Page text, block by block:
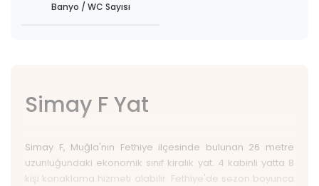
Banyo / WC Sayısı
Simay F Yat
Simay F, Muğla'nın Fethiye ilçesinde bulunan 26 metre
uzunluğundaki ekonomik sınıf kiralık yat. 4 kabinli yatta 8
kişi konaklama hizmeti alabilir. Fethiye'de sezon boyunca